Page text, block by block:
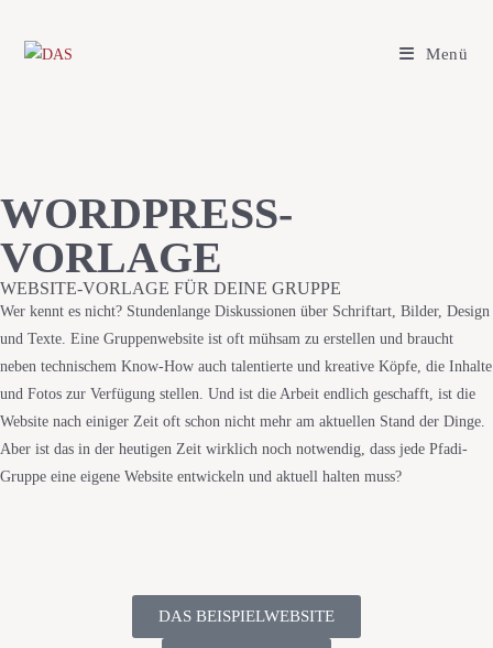
Menü
WORDPRESS-
VORLAGE
WEBSITE-VORLAGE FÜR DEINE GRUPPE
Wer kennt es nicht? Stundenlange Diskussionen über Schriftart, Bilder, Design
und Texte. Eine Gruppenwebsite ist oft mühsam zu erstellen und braucht
neben technischem Know-How auch talentierte und kreative Köpfe, die Inhalte
und Fotos zur Verfügung stellen. Und ist die Arbeit endlich geschafft, ist die
Website nach einiger Zeit oft schon nicht mehr am aktuellen Stand der Dinge.
Aber ist das in der heutigen Zeit wirklich noch notwendig, dass jede Pfadi-
Gruppe eine eigene Website entwickeln und aktuell halten muss?
DAS BEISPIELWEBSITE